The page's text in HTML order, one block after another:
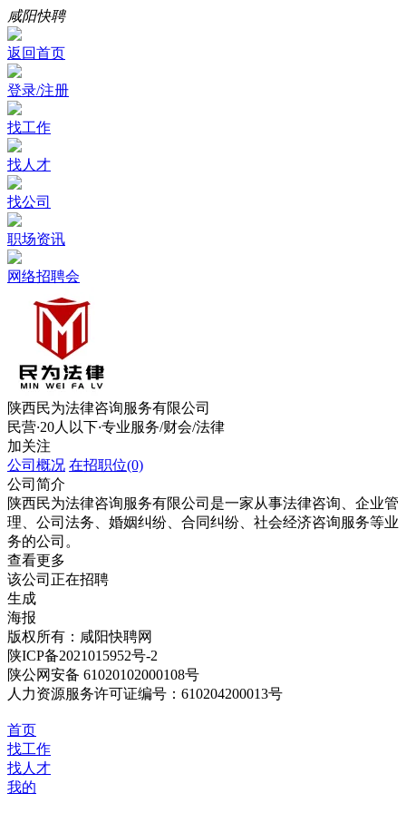
咸阳快聘
返回首页
登录/注册
找工作
找人才
找公司
职场资讯
网络招聘会
陕西民为法律咨询服务有限公司
民营·20人以下·专业服务/财会/法律
加关注
公司概况 在招职位(0)
公司简介
陕西民为法律咨询服务有限公司是一家从事法律咨询、企业管
理、公司法务、婚姻纠纷、合同纠纷、社会经济咨询服务等业
务的公司。
查看更多
该公司正在招聘
生成
海报
版权所有：咸阳快聘网
陕ICP备2021015952号-2
陕公网安备 61020102000108号
人力资源服务许可证编号：610204200013号
首页
找工作
找人才
我的